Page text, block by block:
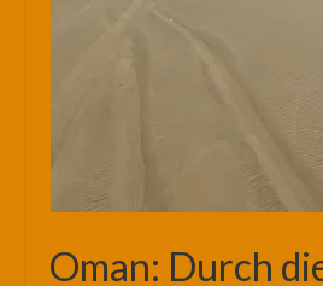
Oman: Durch